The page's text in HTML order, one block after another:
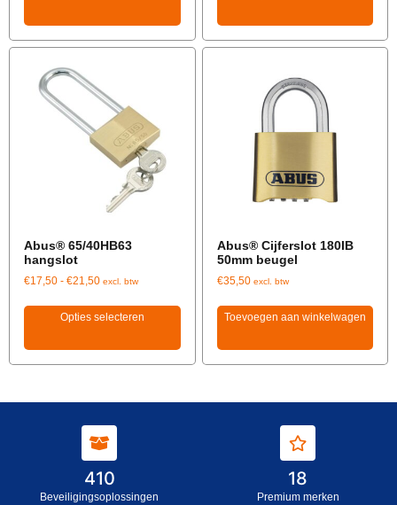
Abus® 65/40HB63
hangslot
€17,50 - €21,50 excl. btw
Opties selecteren
Abus® Cijferslot 180IB
50mm beugel
€35,50 excl. btw
Toevoegen aan winkelwagen
410
Beveiligingsoplossingen
18
Premium merken